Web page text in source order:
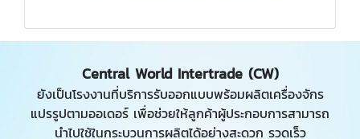
Central World Intertrade (CW)
ยังเป็นโรงงานที่บริการรับออกแบบพร้อมผลิตเครื่องจักร
แปรรูปตามออเดอร์ เพื่อช่วยให้ลูกค้าผู้ประกอบการสามารถ
นำไปใช้ในกระบวนการผลิตได้อย่างสะดวก รวดเร็ว